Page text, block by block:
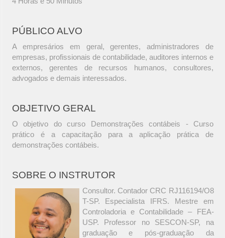
PÚBLICO ALVO
A empresários em geral, gerentes, administradores de
empresas, profissionais de contabilidade, auditores internos e
externos, gerentes de recursos humanos, consultores,
advogados e demais interessados.
OBJETIVO GERAL
O objetivo do curso Demonstrações contábeis - Curso
prático é a capacitação para a aplicação prática de
demonstrações contábeis.
SOBRE O INSTRUTOR
Consultor. Contador CRC RJ116194/O8
T-SP. Especialista IFRS. Mestre em
Controladoria e Contabilidade – FEA-
USP. Professor no SESCON-SP, na
graduação e pós-graduação da